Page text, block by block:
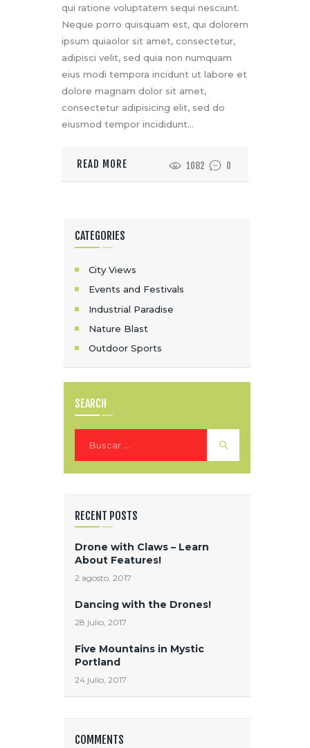
qui ratione voluptatem sequi nesciunt.
Neque porro quisquam est, qui dolorem
ipsum quiaolor sit amet, consectetur,
adipisci velit, sed quia non numquam
eius modi tempora incidunt ut labore et
dolore magnam dolor sit amet,
consectetur adipisicing elit, sed do
eiusmod tempor incididunt…
READ MORE 1082 0
CATEGORIES
City Views
Events and Festivals
Industrial Paradise
Nature Blast
Outdoor Sports
SEARCH
RECENT POSTS
Drone with Claws – Learn
About Features!
2 agosto, 2017
Dancing with the Drones!
28 julio, 2017
Five Mountains in Mystic
Portland
24 julio, 2017
COMMENTS